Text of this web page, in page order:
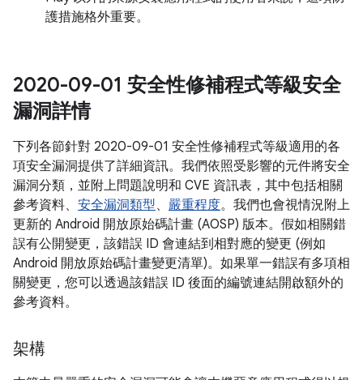
護措施格外重要。
2020-09-01 安全性修補程式等級安全
漏洞詳情
下列各節針對 2020-09-01 安全性修補程式等級適用的各
項安全漏洞提供了詳細資訊。我們依照受影響的元件將安全
漏洞分類，並附上問題說明和 CVE 資訊表，其中包括相關
參考資料、 安全漏洞類型、 嚴重程度。我們也會視情況附上
更新的 Android 開放原始碼計畫 (AOSP) 版本。假如相關錯
誤有公開變更，該錯誤 ID 會連結到相對應的變更 (例如
Android 開放原始碼計畫變更清單)。如果單一錯誤有多項相
關變更，您可以透過該錯誤 ID 後面的編號連結開啟額外的
參考資料。
架構